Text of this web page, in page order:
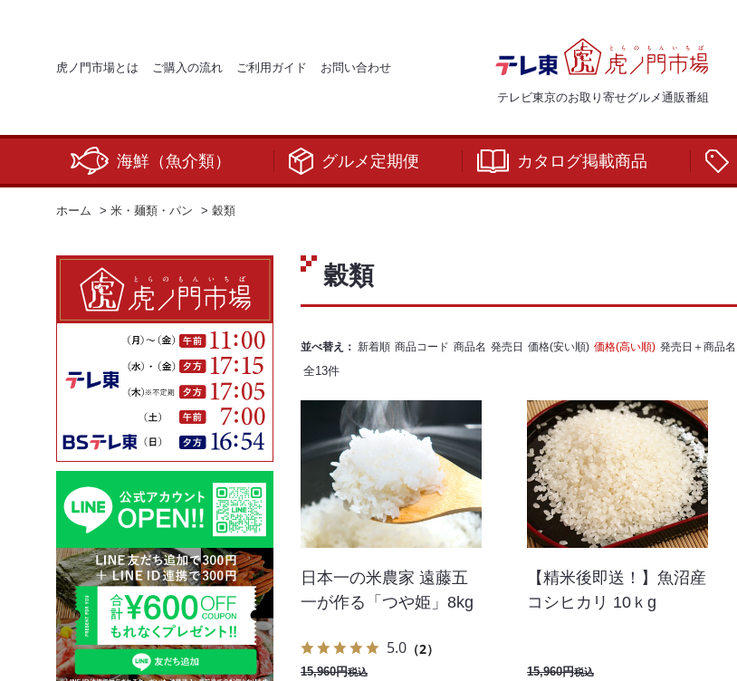
虎ノ門市場とは ご購入の流れ ご利用ガイド お問い合わせ
テレビ東京のお取り寄せグルメ通販番組
海鮮（魚介類） グルメ定期便 カタログ掲載商品
ホーム > 米・麺類・パン > 穀類
穀類
並べ替え： 新着順 商品コード 商品名 発売日 価格(安い順) 価格(高い順) 発売日＋商品名
全13件
日本一の米農家 遠藤五
一が作る「つや姫」8kg
5.0 （2）
15,960円税込
【精米後即送！】魚沼産
コシヒカリ 10ｋg
15,960円税込